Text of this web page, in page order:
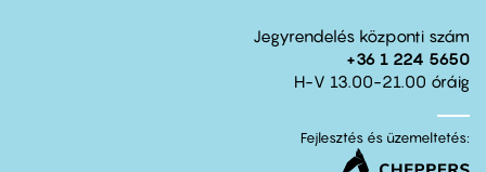
Jegyrendelés központi szám
+36 1 224 5650
H-V 13.00-21.00 óráig
Fejlesztés és üzemeltetés: